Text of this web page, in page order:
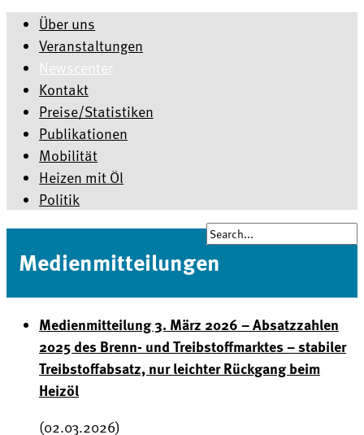
Über uns
Veranstaltungen
Newscenter
Kontakt
Preise/Statistiken
Publikationen
Mobilität
Heizen mit Öl
Politik
Medienmitteilungen
Medienmitteilung 3. März 2026 – Absatzzahlen
2025 des Brenn- und Treibstoffmarktes – stabiler
Treibstoffabsatz, nur leichter Rückgang beim
Heizöl
(02.03.2026)